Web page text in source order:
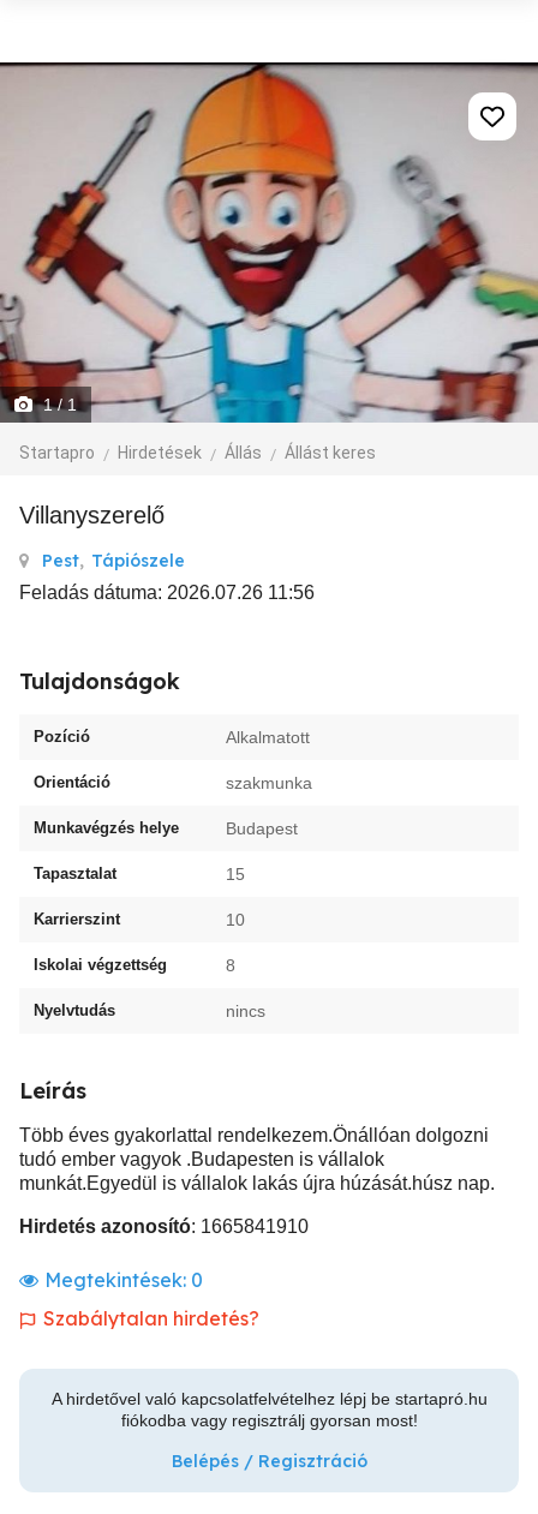
1/ 1
Startapro Hirdetések Állás Állást keres
Villanyszerelő
Pest, Tápiószele
Feladás dátuma: 2026.07.26 11:56
Tulajdonságok
Pozíció Alkalmatott
Orientáció szakmunka
Munkavégzés helye Budapest
Tapasztalat 15
Karrierszint 10
Iskolai végzettség 8
Nyelvtudás nincs
Leírás
Több éves gyakorlattal rendelkezem.Önállóan dolgozni
tudó ember vagyok .Budapesten is vállalok
munkát.Egyedül is vállalok lakás újra húzását.húsz nap.
Hirdetés azonosító: 1665841910
Megtekintések: 0
Szabálytalan hirdetés?
A hirdetővel való kapcsolatfelvételhez lépj be startapró.hu
fiókodba vagy regisztrálj gyorsan most!
Belépés / Regisztráció